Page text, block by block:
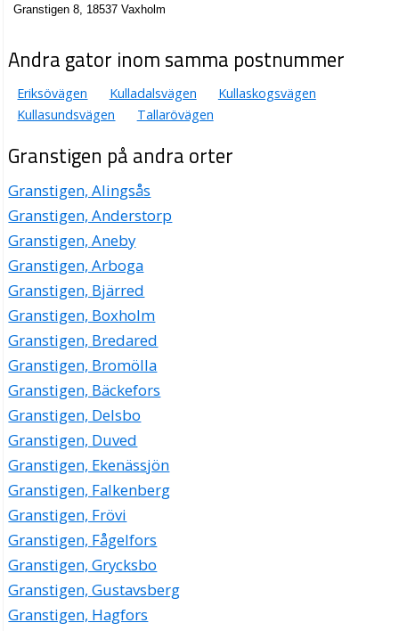
Granstigen 8, 18537 Vaxholm
Andra gator inom samma postnummer
Eriksövägen Kulladalsvägen
Kullaskogsvägen
Kullasundsvägen
Tallarövägen
Granstigen på andra orter
Granstigen, Alingsås
Granstigen, Anderstorp
Granstigen, Aneby
Granstigen, Arboga
Granstigen, Bjärred
Granstigen, Boxholm
Granstigen, Bredared
Granstigen, Bromölla
Granstigen, Bäckefors
Granstigen, Delsbo
Granstigen, Duved
Granstigen, Ekenässjön
Granstigen, Falkenberg
Granstigen, Frövi
Granstigen, Fågelfors
Granstigen, Grycksbo
Granstigen, Gustavsberg
Granstigen, Hagfors